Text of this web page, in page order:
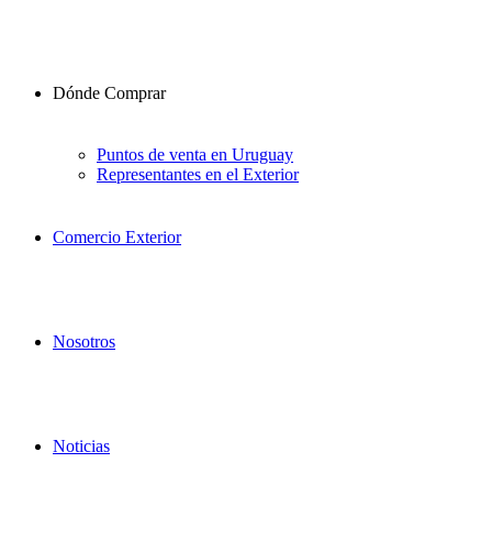
Dónde Comprar
Puntos de venta en Uruguay
Representantes en el Exterior
Comercio Exterior
Nosotros
Noticias